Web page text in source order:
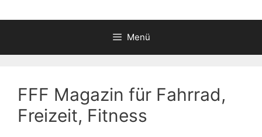
Menü
FFF Magazin für Fahrrad,
Freizeit, Fitness